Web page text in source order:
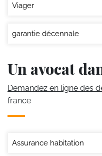
Viager
garantie décennale
Un avocat
Demandez en ligne des
france
Assurance habitation